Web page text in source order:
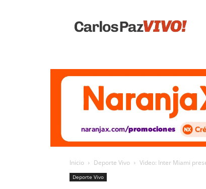
Vivo
Inicio Deporte Vivo Video: Inter Miami
Deporte Vivo